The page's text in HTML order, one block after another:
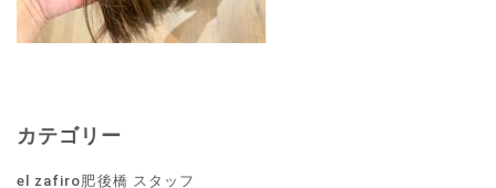
カテゴリー
el zafiro肥後橋 スタッフ